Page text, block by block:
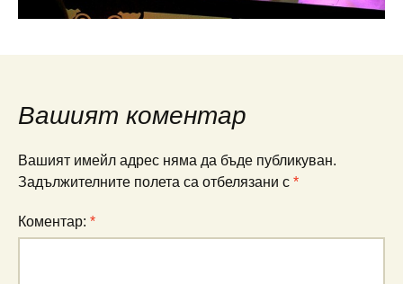
Вашият коментар
Вашият имейл адрес няма да бъде публикуван.
Задължителните полета са отбелязани с *
Коментар: *